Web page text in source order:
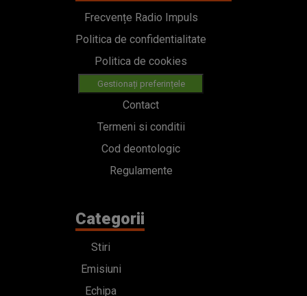
Frecvențe Radio Impuls
Politica de confidentialitate
Politica de cookies
Gestionați preferințele
Contact
Termeni si conditii
Cod deontologic
Regulamente
Categorii
Stiri
Emisiuni
Echipa